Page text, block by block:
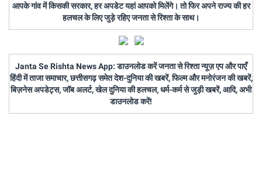
आपके गांव में किसकी सरकार, हर अपडेट यहां आपको मिलेंगे। तो फिर अपने राज्य की हर
हलचल के लिए जुड़े रहिए जनता से रिश्ता के साथ।
Janta Se Rishta News App: डाउनलोड करें जनता से रिश्ता न्यूज़ एप और पाएँ
हिंदी में ताजा समाचार, छत्तीसगढ़ समेत देश-दुनिया की खबरें, फिल्म और मनोरंजन की खबरें,
बिज़नेस अपडेट्स, जॉब अलर्ट, खेल दुनिया की हलचल, धर्म-कर्म से जुड़ी खबरें, आदि, अभी
डाउनलोड करें!